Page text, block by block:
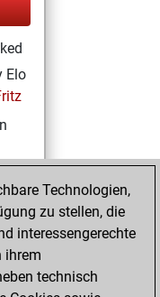
Elo
Technologien,
zu stellen, die
interessengerechte
ihrem
technisch